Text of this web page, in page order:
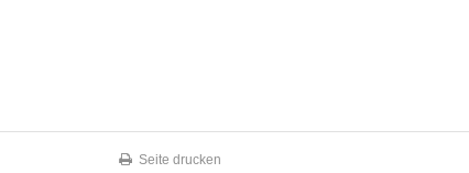
Seite drucken